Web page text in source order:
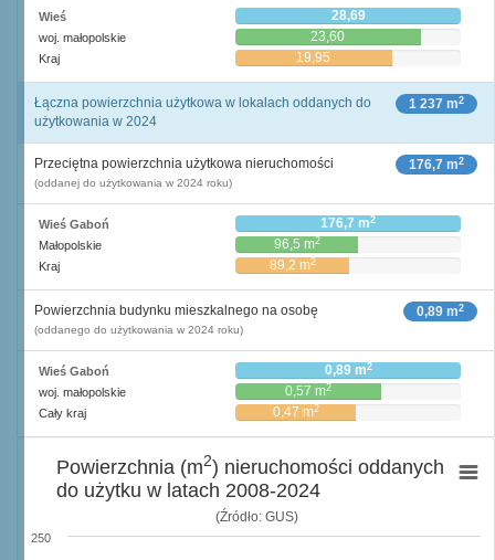
Wieś 28,69
woj. małopolskie 23,60
Kraj 19,95
1 237 m2
Łączna powierzchnia użytkowa w lokalach oddanych do
użytkowania w 2024
176,7 m2
Przeciętna powierzchnia użytkowa nieruchomości
(oddanej do użytkowania w 2024 roku)
Wieś Gaboń 176,7 m2
Małopolskie 96,5 m2
Kraj 89,2 m2
0,89 m2
Powierzchnia budynku mieszkalnego na osobę
(oddanego do użytkowania w 2024 roku)
Wieś Gaboń 0,89 m2
woj. małopolskie 0,57 m2
Cały kraj 0,47 m2
(Źródło: GUS)
250
Powierzchnia (m2) nieruchomości oddanych
do użytku w latach 2008-2024